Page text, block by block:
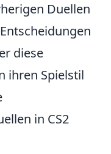
Duellen
diese
ihren Spielstil
in CS2